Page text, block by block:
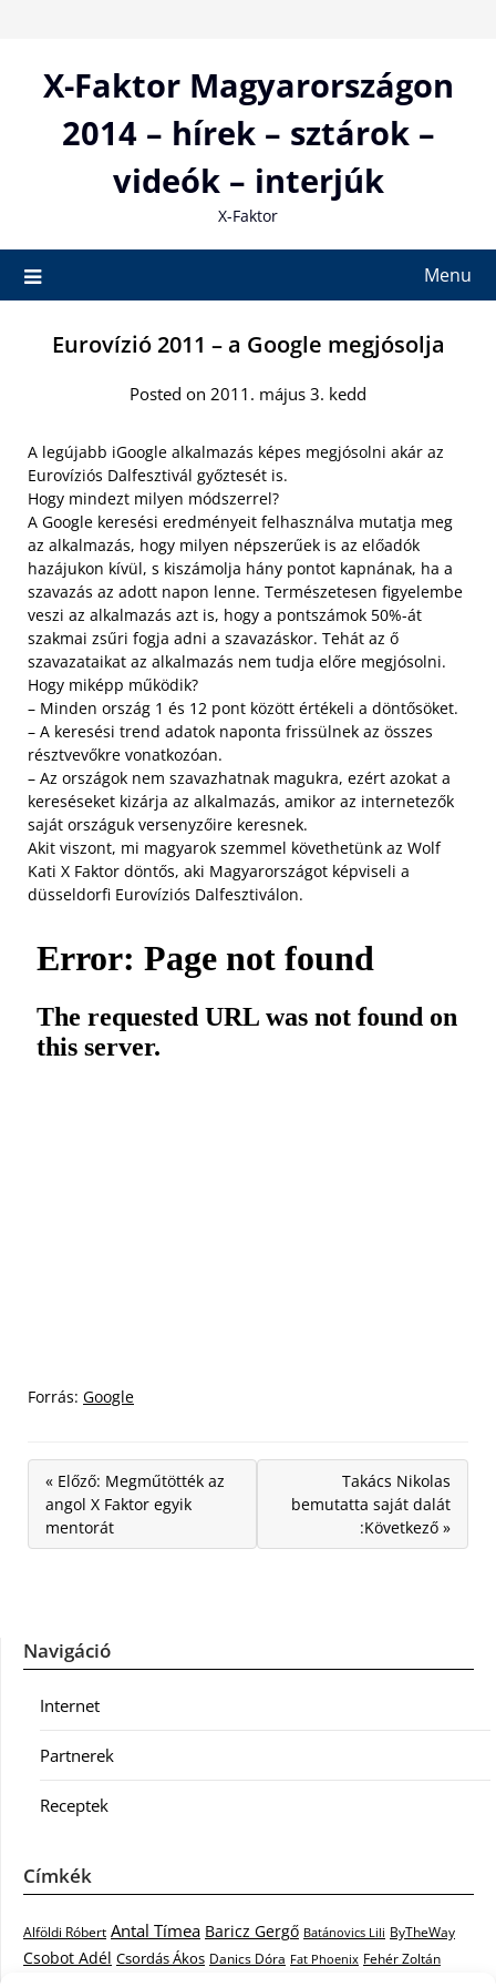
contentX-Faktor Magyarországon
2014 – hírek – sztárok –
videók – interjúk
X-Faktor
Menu
Eurovízió 2011 – a Google megjósolja
Posted on 2011. május 3. kedd
A legújabb iGoogle alkalmazás képes megjósolni akár az
Eurovíziós Dalfesztivál győztesét is.
Hogy mindezt milyen módszerrel?
A Google keresési eredményeit felhasználva mutatja meg
az alkalmazás, hogy milyen népszerűek is az előadók
hazájukon kívül, s kiszámolja hány pontot kapnának, ha a
szavazás az adott napon lenne. Természetesen figyelembe
veszi az alkalmazás azt is, hogy a pontszámok 50%-át
szakmai zsűri fogja adni a szavazáskor. Tehát az ő
szavazataikat az alkalmazás nem tudja előre megjósolni.
Hogy miképp működik?
– Minden ország 1 és 12 pont között értékeli a döntősöket.
– A keresési trend adatok naponta frissülnek az összes
résztvevőkre vonatkozóan.
– Az országok nem szavazhatnak magukra, ezért azokat a
kereséseket kizárja az alkalmazás, amikor az internetezők
saját országuk versenyzőire keresnek.
Akit viszont, mi magyarok szemmel követhetünk az Wolf
Kati X Faktor döntős, aki Magyarországot képviseli a
düsseldorfi Eurovíziós Dalfesztiválon.
Forrás: Google
« Előző: Megműtötték az
angol X Faktor egyik
mentorát
Takács Nikolas
bemutatta saját dalát
:Következő »
Navigáció
Internet
Partnerek
Receptek
Címkék
Alföldi Róbert Antal Tímea Baricz Gergő Batánovics Lili ByTheWay
Csobot Adél Csordás Ákos Danics Dóra Fat Phoenix Fehér Zoltán